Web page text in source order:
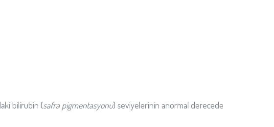
bilirubin (safra pigmentasyonu) seviyelerinin anormal derecede